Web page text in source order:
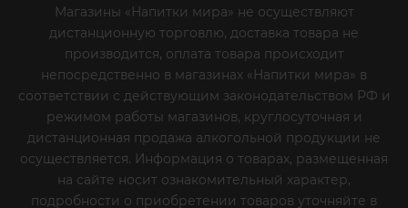
Магазины «Напитки мира» не осуществляют
дистанционную торговлю, доставка товара не
производится, оплата товара происходит
непосредственно в магазинах «Напитки мира» в
соответствии с действующим законодательством РФ и
режимом работы магазинов, круглосуточная и
дистанционная продажа алкогольной продукции не
осуществляется. Информация о товарах, размещенная
на сайте носит ознакомительный характер,
подробности о приобретении товаров уточняйте в